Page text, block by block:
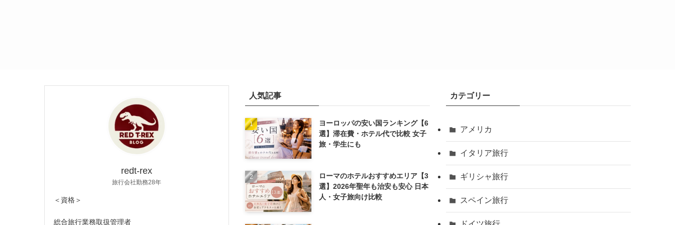
redt-rex
旅行会社勤務28年
＜資格＞
総合旅行業務取扱管理者
人気記事
ヨーロッパの安い国ランキング【6
選】滞在費・ホテル代で比較 女子
旅・学生にも
ローマのホテルおすすめエリア【3
選】2026年聖年も治安も安心 日本
人・女子旅向け比較
カテゴリー
アメリカ
イタリア旅行
ギリシャ旅行
スペイン旅行